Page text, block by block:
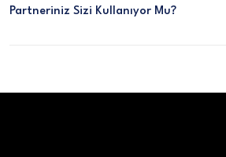
Partneriniz Sizi Kullanıyor Mu?